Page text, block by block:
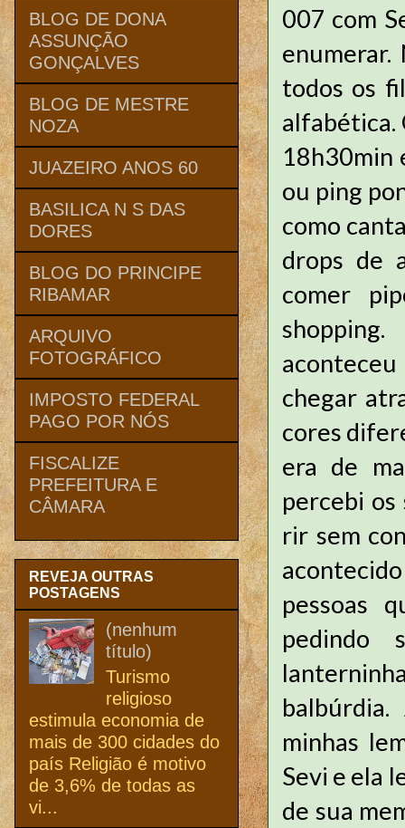
007 com
todos os
alfabética.
18h30min
ou ping
como
drops de
comer
chegar
cores
era de
percebi
rir sem
pessoas
pedindo
minhas
Sevi e ela
de sua
BLOG DE DONA
ASSUNÇÃO
GONÇALVES
BLOG DE MESTRE
NOZA
JUAZEIRO ANOS 60
BASILICA N S DAS
DORES
BLOG DO PRINCIPE
RIBAMAR
ARQUIVO
FOTOGRÁFICO
IMPOSTO FEDERAL
PAGO POR NÓS
FISCALIZE
PREFEITURA E
CÂMARA
REVEJA OUTRAS
POSTAGENS
(nenhum
título)
Turismo
religioso
estimula economia de
mais de 300 cidades do
país Religião é motivo
de 3,6% de todas as
vi...